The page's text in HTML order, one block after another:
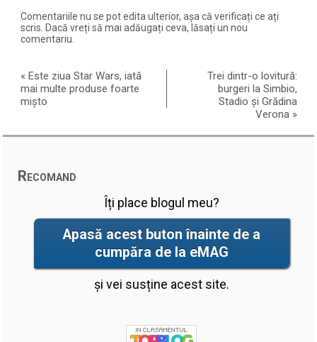
Comentariile nu se pot edita ulterior, așa că verificați ce ați
scris. Dacă vreți să mai adăugați ceva, lăsați un nou
comentariu.
«Este ziua Star Wars, iată
mai multe produse foarte
mișto
Trei dintr-o lovitură:
burgeri la Simbio,
Stadio și Grădina
Verona »
Recomand
Îți place blogul meu?
Apasă acest buton înainte de a
cumpăra de la eMAG
și vei susține acest site.